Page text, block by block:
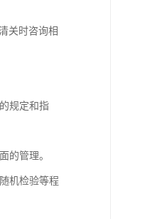
关时咨询相
规定和指
的管理。
机检验等程